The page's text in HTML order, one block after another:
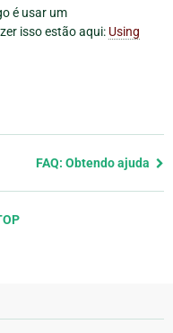
é usar um
isso estão aqui: Using
FAQ: Obtendo ajuda